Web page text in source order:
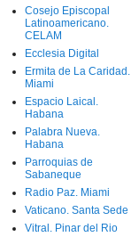
Cosejo Episcopal
Latinoamericano.
CELAM
Ecclesia Digital
Ermita de La Caridad.
Miami
Espacio Laical.
Habana
Palabra Nueva.
Habana
Parroquias de
Sabaneque
Radio Paz. Miami
Vaticano. Santa Sede
Vitral. Pinar del Rio